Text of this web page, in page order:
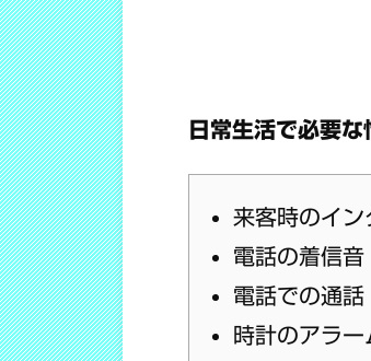
日常生活で必要な
来客時のイン
電話の着信音
電話での通話
時計のアラー